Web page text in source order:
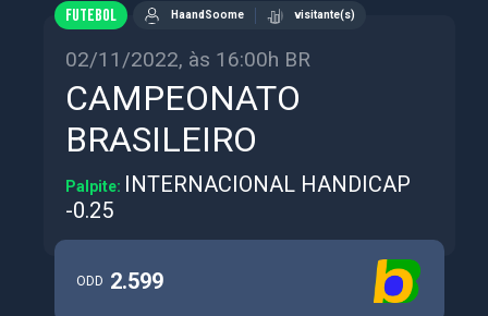
FUTEBOL HaandSoome visitante(s)
02/11/2022, às 16:00h BR
CAMPEONATO
BRASILEIRO
Palpite: INTERNACIONAL HANDICAP
-0.25
ODD 2.599